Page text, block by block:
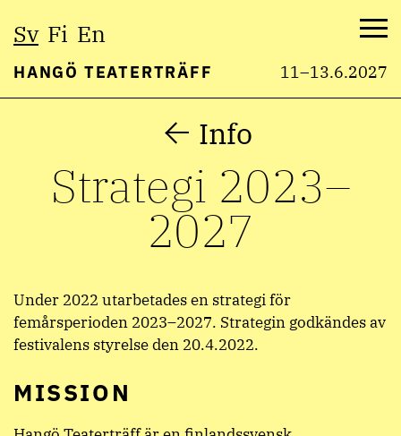
innehåll
Sv Fi En
HANGÖ TEATERTRÄFF 11–13.6.2027
Info
Strategi 2023–
2027
Under 2022 utarbetades en strategi för
femårsperioden 2023–2027. Strategin godkändes av
festivalens styrelse den 20.4.2022.
MISSION